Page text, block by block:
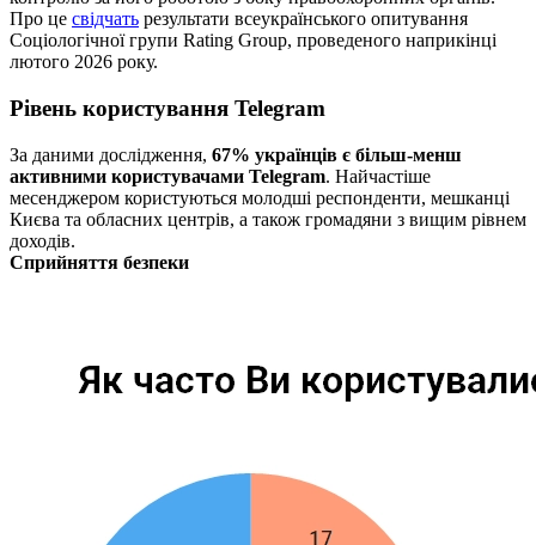
Про це свідчать результати всеукраїнського опитування
Соціологічної групи Rating Group, проведеного наприкінці
лютого 2026 року.
Рівень користування Telegram
За даними дослідження, 67% українців є більш-менш
активними користувачами Telegram. Найчастіше
месенджером користуються молодші респонденти, мешканці
Києва та обласних центрів, а також громадяни з вищим рівнем
доходів.
Сприйняття безпеки